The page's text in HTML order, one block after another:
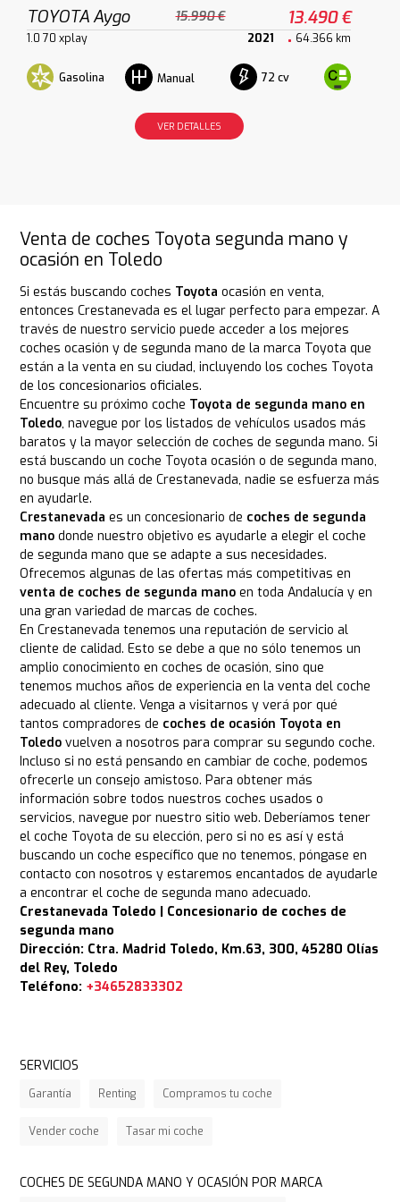
TOYOTA Aygo 15.990 € 13.490 €
1.0 70 xplay 2021 64.366 km
Gasolina Manual 72 cv
VER DETALLES
Venta de coches Toyota segunda mano y
ocasión en Toledo
Si estás buscando coches Toyota ocasión en venta,
entonces Crestanevada es el lugar perfecto para empezar. A
través de nuestro servicio puede acceder a los mejores
coches ocasión y de segunda mano de la marca Toyota que
están a la venta en su ciudad, incluyendo los coches Toyota
de los concesionarios oficiales.
Encuentre su próximo coche Toyota de segunda mano en
Toledo, navegue por los listados de vehículos usados más
baratos y la mayor selección de coches de segunda mano. Si
está buscando un coche Toyota ocasión o de segunda mano,
no busque más allá de Crestanevada, nadie se esfuerza más
en ayudarle.
Crestanevada es un concesionario de coches de segunda
mano donde nuestro objetivo es ayudarle a elegir el coche
de segunda mano que se adapte a sus necesidades.
Ofrecemos algunas de las ofertas más competitivas en
venta de coches de segunda mano en toda Andalucía y en
una gran variedad de marcas de coches.
En Crestanevada tenemos una reputación de servicio al
cliente de calidad. Esto se debe a que no sólo tenemos un
amplio conocimiento en coches de ocasión, sino que
tenemos muchos años de experiencia en la venta del coche
adecuado al cliente. Venga a visitarnos y verá por qué
tantos compradores de coches de ocasión Toyota en
Toledo vuelven a nosotros para comprar su segundo coche.
Incluso si no está pensando en cambiar de coche, podemos
ofrecerle un consejo amistoso. Para obtener más
información sobre todos nuestros coches usados o
servicios, navegue por nuestro sitio web. Deberíamos tener
el coche Toyota de su elección, pero si no es así y está
buscando un coche específico que no tenemos, póngase en
contacto con nosotros y estaremos encantados de ayudarle
a encontrar el coche de segunda mano adecuado.
Crestanevada Toledo | Concesionario de coches de
segunda mano
Dirección: Ctra. Madrid Toledo, Km.63, 300, 45280 Olías
del Rey, Toledo
Teléfono: +34652833302
SERVICIOS
Garantía Renting Compramos tu coche
Vender coche Tasar mi coche
COCHES DE SEGUNDA MANO Y OCASIÓN POR MARCA